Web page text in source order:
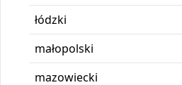
łódzki
małopolski
mazowiecki